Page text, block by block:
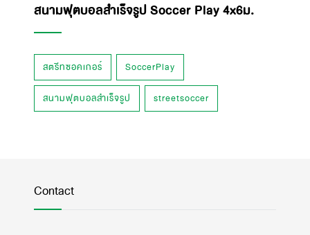
สนามฟุตบอลสำเร็จรูป Soccer Play 4x6ม.
สตรีทซอคเกอร์ SoccerPlay
สนามฟุตบอลสำเร็จรูป streetsoccer
Contact